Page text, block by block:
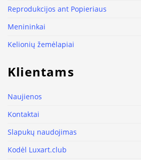
Reprodukcijos ant Popieriaus
Menininkai
Kelionių žemėlapiai
Klientams
Naujienos
Kontaktai
Slapukų naudojimas
Kodėl Luxart.club